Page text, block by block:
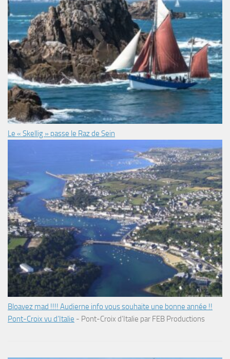
Le « Skellig » passe le Raz de Sein
Bloavez mad !!!! Audierne info vous souhaite une bonne année !!
Pont-Croix vu d’Italie - Pont-Croix d’Italie par FEB Productions